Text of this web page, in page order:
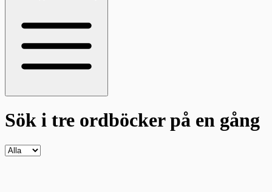
Sök i tre ordböckerpå en gång